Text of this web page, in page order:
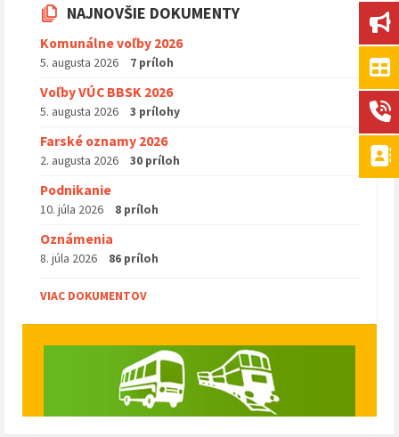
NAJNOVŠIE DOKUMENTY
Komunálne voľby 2026
5. augusta 2026 7 príloh
Voľby VÚC BBSK 2026
5. augusta 2026 3 prílohy
Farské oznamy 2026
2. augusta 2026 30 príloh
Podnikanie
10. júla 2026 8 príloh
Oznámenia
8. júla 2026 86 príloh
VIAC DOKUMENTOV